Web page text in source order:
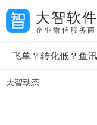
大智软件
企业微信服务商
飞单？转化低？鱼
大智动态